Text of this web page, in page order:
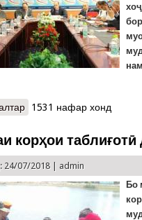
о Таҳлили шаш моҳи
1531 нафар хонд
корҳои
24/07/2018 | admin
Бо